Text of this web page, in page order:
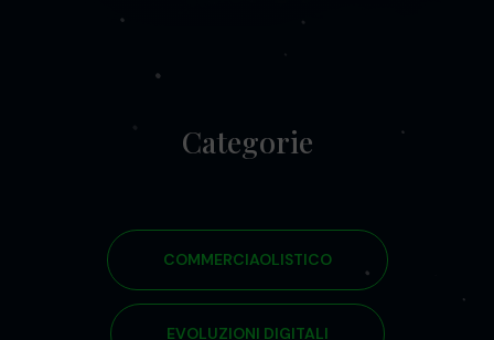
Categorie
COMMERCIAOLISTICO
EVOLUZIONI DIGITALI